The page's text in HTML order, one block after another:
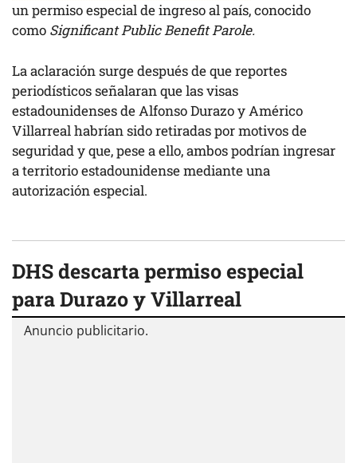
un permiso especial de ingreso al país, conocido
como Significant Public Benefit Parole.
La aclaración surge después de que reportes
periodísticos señalaran que las visas
estadounidenses de Alfonso Durazo y Américo
Villarreal habrían sido retiradas por motivos de
seguridad y que, pese a ello, ambos podrían ingresar
a territorio estadounidense mediante una
autorización especial.
DHS descarta permiso especial
para Durazo y Villarreal